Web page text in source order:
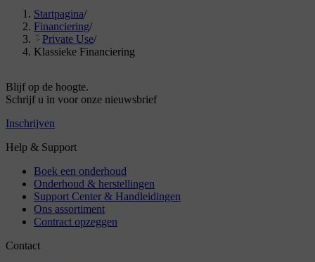
Startpagina/
Financiering/
Private Use/
Klassieke Financiering